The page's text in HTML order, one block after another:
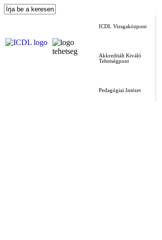
ICDL Vizsgaközpont
Akkreditált Kiváló
Tehetségpont
Pedagógiai Intézet